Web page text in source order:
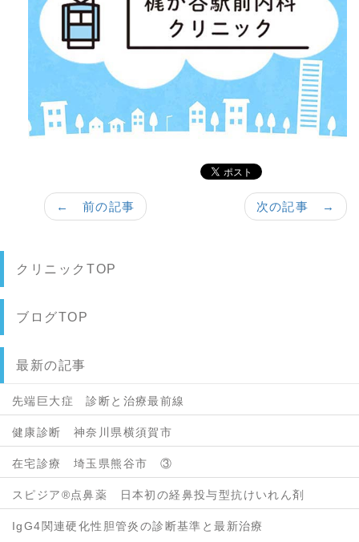
次の記事 →
← 前の記事
クリニックTOP
ブログTOP
最新の記事
先端巨大症 診断と治療最前線
健康診断 神奈川県横須賀市
在宅診療 埼玉県熊谷市 ③
スピジア®点鼻薬 日本初の経鼻投与型抗けいれん剤
IgG4関連硬化性胆管炎の診断基準と最新治療